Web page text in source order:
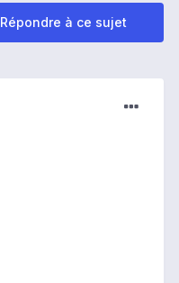
Répondre à ce sujet